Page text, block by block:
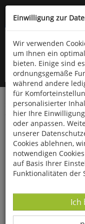
Kompletten Head
Startseite Bücher
Die
Einwilligung zur
Wir verwenden
um Ihnen ein
bieten. Einige sind
ordnungsgemäße
während andere
für
personalisierter
hier Ihre
oder anpassen.
unserer
Cookies ablehnen,
notwendigen
auf Basis Ihrer
Funktionalitäten der
Ich